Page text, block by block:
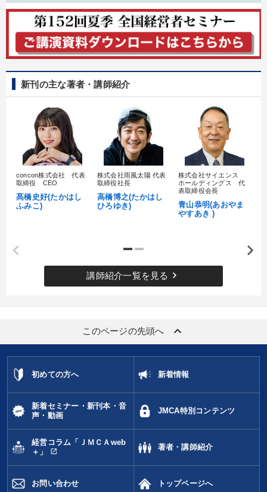
新刊の主な著者・講師紹介
concon株式会社 代表
取締役 CEO
髙橋史好(たかはし
ふみこ)
株式会社雨風太陽 代表
取締役社長
高橋博之(たかはし
ひろゆき)
株式会社サイエンス
ホールディングス 代
表取締役会長
青山恭明(あおやま
やすあき )
講師紹介一覧を見る keyboard_arrow_right
このページの先頭へ keyboard_arrow_up
初めての方へ 新着情報
新着セミナー・新刊本・音
声・動画
JMCA特別コンテンツ
経営コラム「ＪＭＣＡweb
＋」
open_in_new
著者・講師紹介
お問い合わせ トップページへ